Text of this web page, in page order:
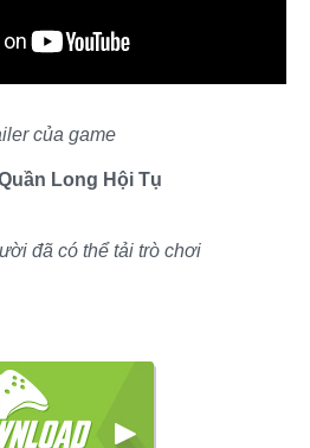
của game
Long Hội Tụ
đã có thể tải trò chơi